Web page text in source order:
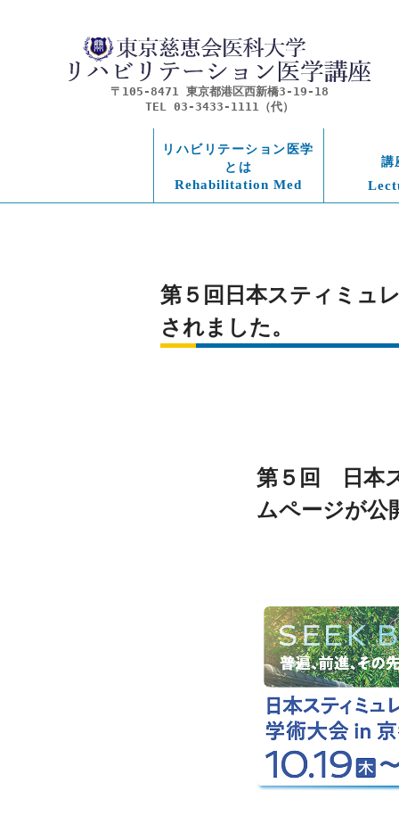
〒105-8471 東京都港区西新橋3-19-18
TEL 03-3433-1111（代）
リハビリテーション医学
とは
Rehabilitation Med
講
第５回日本スティミュ
されました。
第５回　日本
ムページが公